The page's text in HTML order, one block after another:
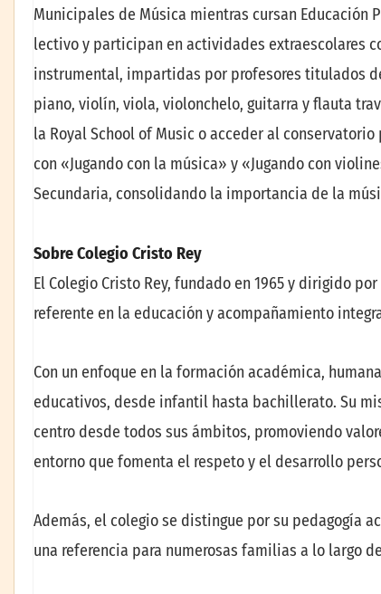
Municipales de Música mientras cursan Educación
lectivo y participan en actividades extraescolares
instrumental, impartidas por profesores titulados
piano, violín, viola, violonchelo, guitarra y flauta
la Royal School of Music o acceder al
con «Jugando con la música» y «Jugando con
Secundaria, consolidando la importancia de la
Sobre Colegio Cristo Rey
El Colegio Cristo Rey, fundado en 1965 y dirigido
referente en la educación y acompañamiento
Con un enfoque en la formación académica,
educativos, desde infantil hasta bachillerato. Su
centro desde todos sus ámbitos, promoviendo
entorno que fomenta el respeto y el desarrollo
Además, el colegio se distingue por su pedagogía
una referencia para numerosas familias a lo largo